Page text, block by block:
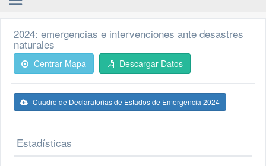
2024: emergencias e intervenciones ante desastres
naturales
Centrar Mapa Descargar Datos
Cuadro de Declaratorias de Estados de Emergencia 2024
Estadísticas